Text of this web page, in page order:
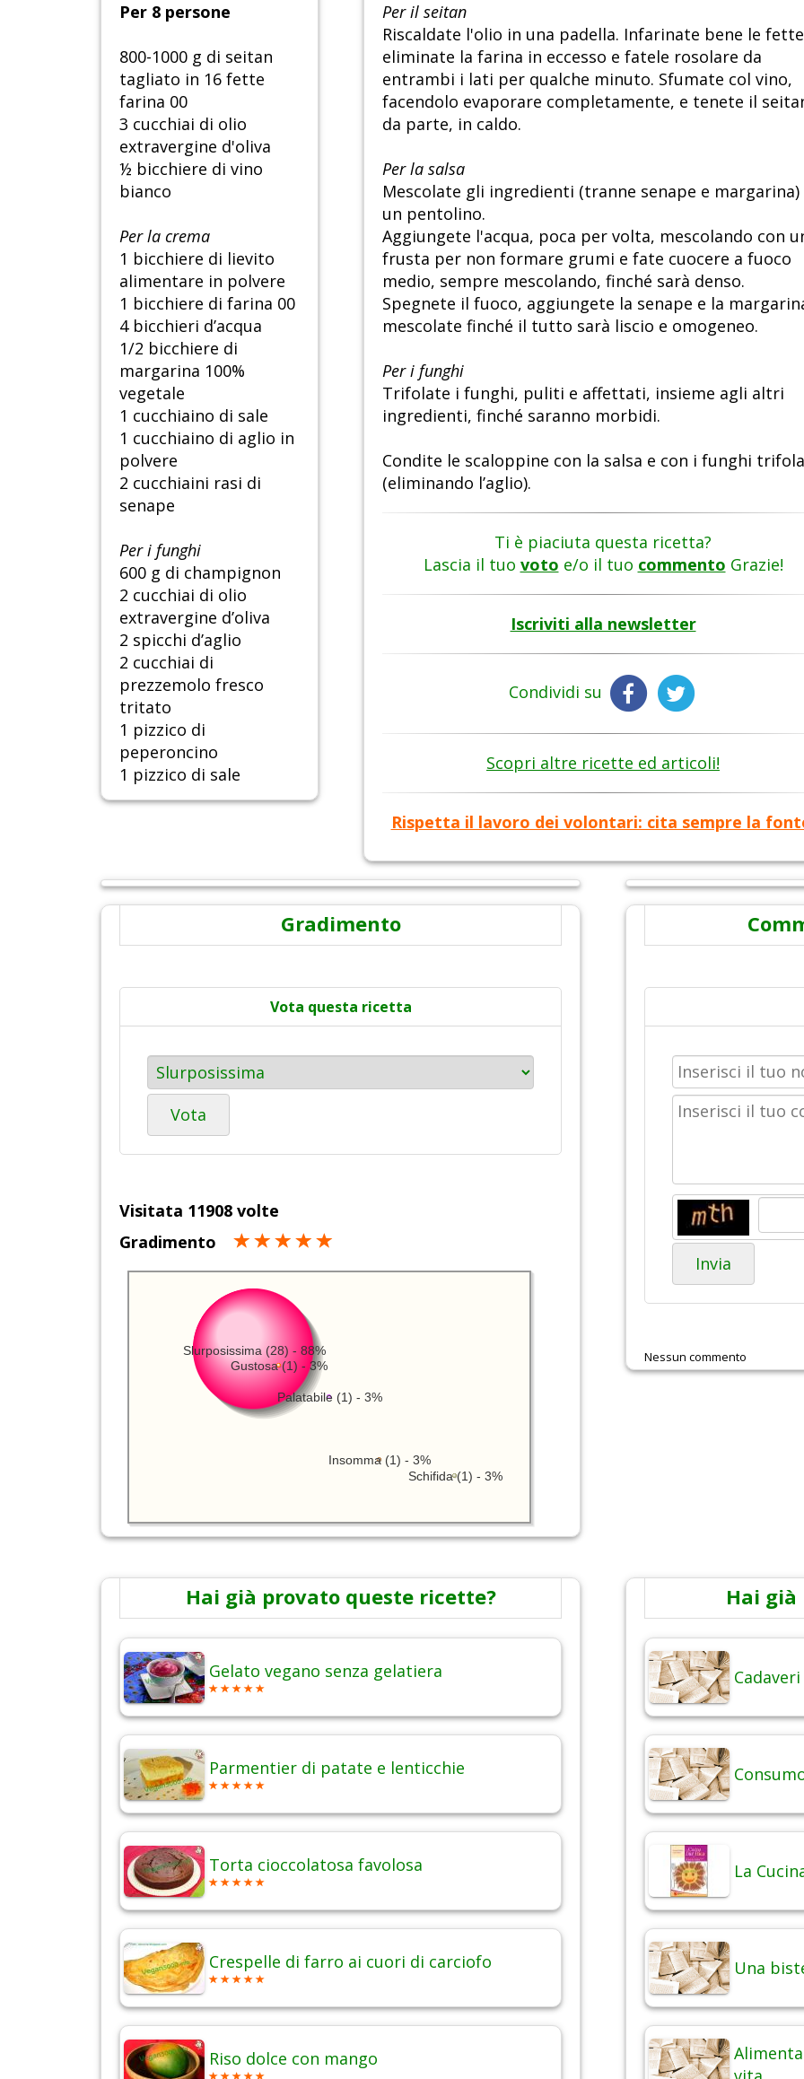
Per 8 persone
800-1000 g di seitan
tagliato in 16 fette
farina 00
3 cucchiai di olio
extravergine d'oliva
½ bicchiere di vino
bianco
Per la crema
1 bicchiere di lievito
alimentare in polvere
1 bicchiere di farina 00
4 bicchieri d’acqua
1/2 bicchiere di
margarina 100%
vegetale
1 cucchiaino di sale
1 cucchiaino di aglio in
polvere
2 cucchiaini rasi di
senape
Per i funghi
600 g di champignon
2 cucchiai di olio
extravergine d’oliva
2 spicchi d’aglio
2 cucchiai di
prezzemolo fresco
tritato
1 pizzico di
peperoncino
1 pizzico di sale
Per il seitan
Riscaldate l'olio in una padella. Infarinate bene le
eliminate la farina in eccesso e fatele rosolare da
entrambi i lati per qualche minuto. Sfumate col vino,
facendolo evaporare completamente, e tenete il
da parte, in caldo.
Per la salsa
Mescolate gli ingredienti (tranne senape e margarina)
un pentolino.
Aggiungete l'acqua, poca per volta, mescolando con
frusta per non formare grumi e fate cuocere a fuoco
medio, sempre mescolando, finché sarà denso.
Spegnete il fuoco, aggiungete la senape e la
mescolate finché il tutto sarà liscio e omogeneo.
Per i funghi
Trifolate i funghi, puliti e affettati, insieme agli altri
ingredienti, finché saranno morbidi.
Condite le scaloppine con la salsa e con i funghi
(eliminando l’aglio).
Ti è piaciuta questa ricetta?
Lascia il tuo voto e/o il tuo commento Grazie!
Iscriviti alla newsletter
Condividi su
Scopri altre ricette ed articoli!
Rispetta il lavoro dei volontari: cita sempre la
Gradimento
Vota questa ricetta
Vota
Visitata 11908 volte
Gradimento
Slurposissima (28) - 88%
Schifida (1) - 3%
Insomma (1) - 3%
Palatabile (1) - 3%
Gustosa (1) - 3%
Invia
Nessun commento
Hai già provato queste ricette?
Gelato vegano senza gelatiera
Parmentier di patate e lenticchie
Torta cioccolatosa favolosa
Crespelle di farro ai cuori di carciofo
Riso dolce con mango
Hai
La
Una